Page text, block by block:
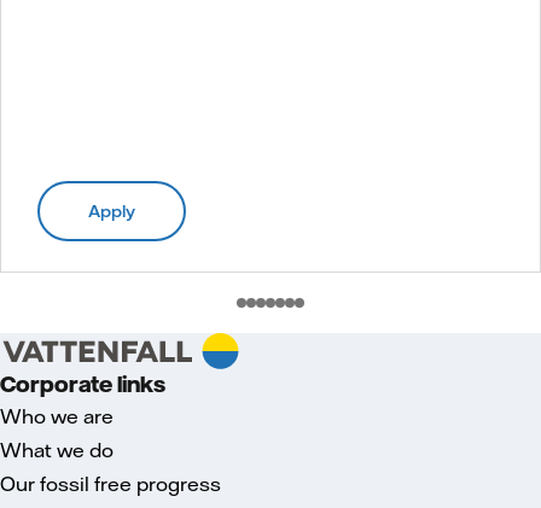
Apply
Corporate links
Who we are
What we do
Our fossil free progress